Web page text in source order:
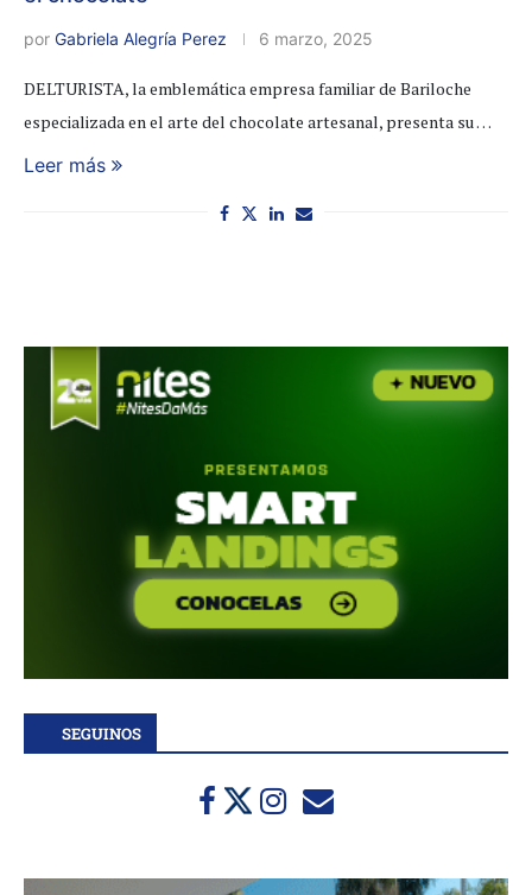
por Gabriela Alegría Perez 6 marzo, 2025
DELTURISTA, la emblemática empresa familiar de Bariloche
especializada en el arte del chocolate artesanal, presenta su …
Leer más
SEGUINOS